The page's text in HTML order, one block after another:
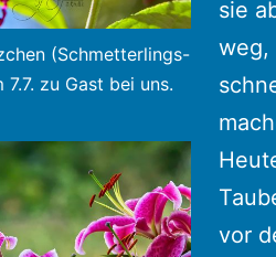
(Schmetterlings-
zu Gast bei uns.
sie
weg,
vor